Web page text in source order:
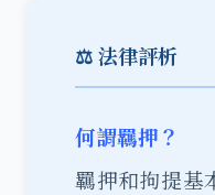
⚖️ 法律評析
何謂羈押？
羈押和拘提基